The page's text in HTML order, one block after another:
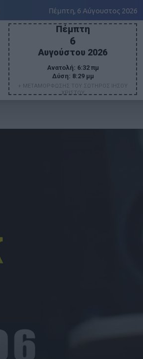
Πέμπτη, 6 Αύγουστος 2026
Πέμπτη
6
Αυγούστου 2026
Ανατολή: 6:32 πμ
Δύση: 8:29 μμ
+ ΜΕΤΑΜΟΡΦΩΣΗΣ ΤΟΥ ΣΩΤΗΡΟΣ ΙΗΣΟΥ
ΧΡΙΣΤΟΥ